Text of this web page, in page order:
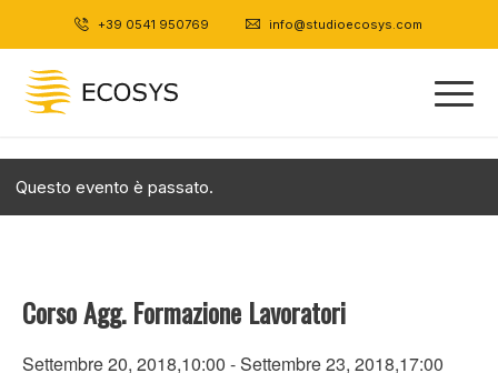
+39 0541 950769 info@studioecosys.com
Questo evento è passato.
Corso Agg. Formazione Lavoratori
Settembre 20, 2018,10:00 -Settembre 23, 2018,17:00